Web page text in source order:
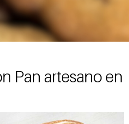
Pan artesano en